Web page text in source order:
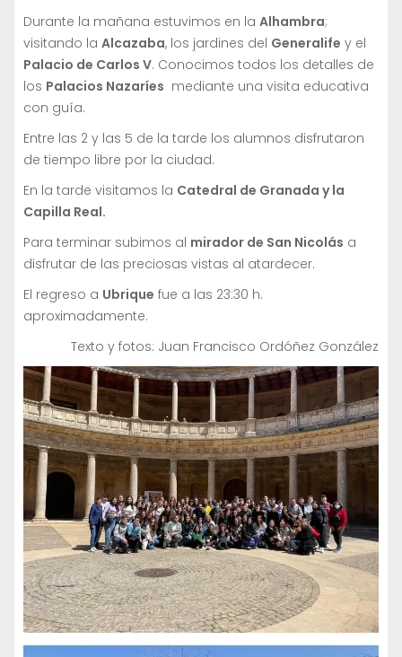
Durante la mañana estuvimos en la Alhambra;
visitando la Alcazaba, los jardines del Generalife y el
Palacio de Carlos V. Conocimos todos los detalles de
los Palacios Nazaríes mediante una visita educativa
con guía.
Entre las 2 y las 5 de la tarde los alumnos disfrutaron
de tiempo libre por la ciudad.
En la tarde visitamos la Catedral de Granada y la
Capilla Real.
Para terminar subimos al mirador de San Nicolás a
disfrutar de las preciosas vistas al atardecer.
El regreso a Ubrique fue a las 23:30 h.
aproximadamente.
Texto y fotos: Juan Francisco Ordóñez González